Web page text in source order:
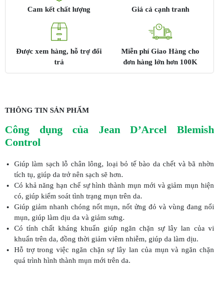
Cam kết chất lượng Giá cả cạnh tranh
Được xem hàng, hỗ trợ đổi
trả
Miễn phí Giao Hàng cho
đơn hàng lớn hơn 100K
THÔNG TIN SẢN PHẨM
Công dụng của Jean D’Arcel Blemish
Control
Giúp làm sạch lỗ chân lông, loại bỏ tế bào da chết và bã nhờn
tích tụ, giúp da trở nên sạch sẽ hơn.
Có khả năng hạn chế sự hình thành mụn mới và giảm mụn hiện
có, giúp kiểm soát tình trạng mụn trên da.
Giúp giảm nhanh chóng nốt mụn, nốt ửng đỏ và vùng đang nổi
mụn, giúp làm dịu da và giảm sưng.
Có tính chất kháng khuẩn giúp ngăn chặn sự lây lan của vi
khuẩn trên da, đồng thời giảm viêm nhiễm, giúp da làm dịu.
Hỗ trợ trong việc ngăn chặn sự lây lan của mụn và ngăn chặn
quá trình hình thành mụn mới trên da.